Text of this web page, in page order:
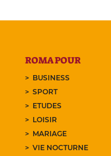
ROMA POUR
BUSINESS
SPORT
ETUDES
LOISIR
MARIAGE
VIE NOCTURNE